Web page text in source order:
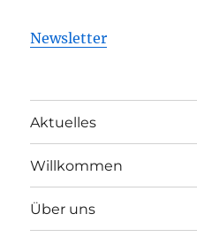
Newsletter
Aktuelles
Willkommen
Über uns